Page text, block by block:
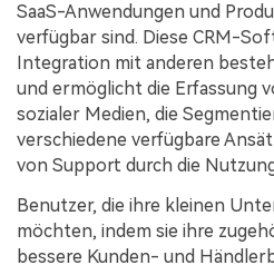
SaaS-Anwendungen und
verfügbar sind. Diese CRM-
Integration mit anderen
und ermöglicht die Erfassung
sozialer Medien, die
verschiedene verfügbare
von Support durch die
Benutzer, die ihre kleinen
möchten, indem sie ihre
bessere Kunden- und